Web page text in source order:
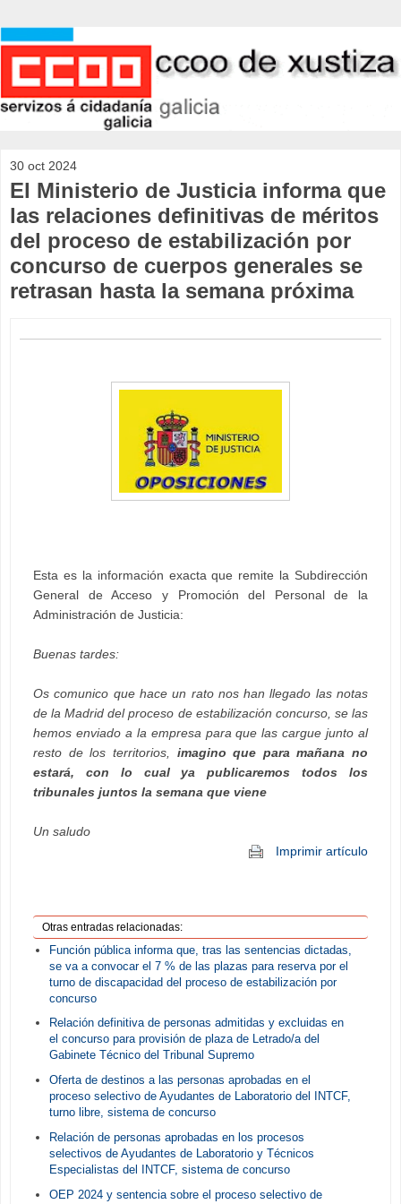
30 oct 2024
El Ministerio de Justicia informa que
las relaciones definitivas de méritos
del proceso de estabilización por
concurso de cuerpos generales se
retrasan hasta la semana próxima
Esta es la información exacta que remite la Subdirección
General de Acceso y Promoción del Personal de la
Administración de Justicia:
Buenas tardes:
Os comunico que hace un rato nos han llegado las notas
de la Madrid del proceso de estabilización concurso, se las
hemos enviado a la empresa para que las cargue junto al
resto de los territorios, imagino que para mañana no
estará, con lo cual ya publicaremos todos los
tribunales juntos la semana que viene
Un saludo
Imprimir artículo
Otras entradas relacionadas:
Función pública informa que, tras las sentencias dictadas,
se va a convocar el 7 % de las plazas para reserva por el
turno de discapacidad del proceso de estabilización por
concurso
Relación definitiva de personas admitidas y excluidas en
el concurso para provisión de plaza de Letrado/a del
Gabinete Técnico del Tribunal Supremo
Oferta de destinos a las personas aprobadas en el
proceso selectivo de Ayudantes de Laboratorio del INTCF,
turno libre, sistema de concurso
Relación de personas aprobadas en los procesos
selectivos de Ayudantes de Laboratorio y Técnicos
Especialistas del INTCF, sistema de concurso
OEP 2024 y sentencia sobre el proceso selectivo de